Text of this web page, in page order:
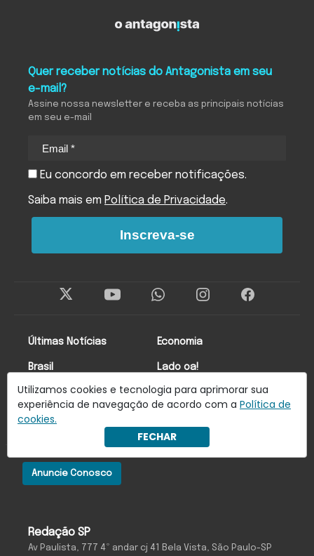
Utilizamos cookies e tecnologia para aprimorar sua
experiência de navegação de acordo com a Política de
cookies.
FECHAR
Redação SP
Av Paulista, 777 4º andar cj 41 Bela Vista, São Paulo-SP
Anuncie Conosco
Últimas Notícias
Brasil
Mundo
Economia
Lado oa!
Colunistas
Quer receber notícias do Antagonista em seu
e-mail?
Assine nossa newsletter e receba as principais notícias
em seu e-mail
Eu concordo em receber notificações.
Saiba mais em Política de Privacidade.
Inscreva-se